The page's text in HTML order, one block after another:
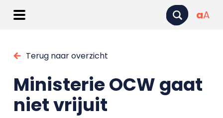
aA
Terug naar overzicht
Ministerie OCW gaat
niet vrijuit